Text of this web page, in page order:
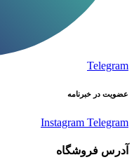
Telegram
عضویت در خبرنامه
Instagram Telegram
آدرس فروشگاه